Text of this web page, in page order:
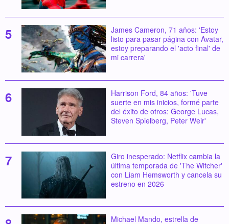
James Cameron, 71 años: 'Estoy
listo para pasar página con Avatar,
estoy preparando el 'acto final' de
mi carrera'
Harrison Ford, 84 años: 'Tuve
suerte en mis inicios, formé parte
del éxito de otros: George Lucas,
Steven Spielberg, Peter Weir'
Giro inesperado: Netflix cambia la
última temporada de 'The Witcher'
con Liam Hemsworth y cancela su
estreno en 2026
Michael Mando, estrella de